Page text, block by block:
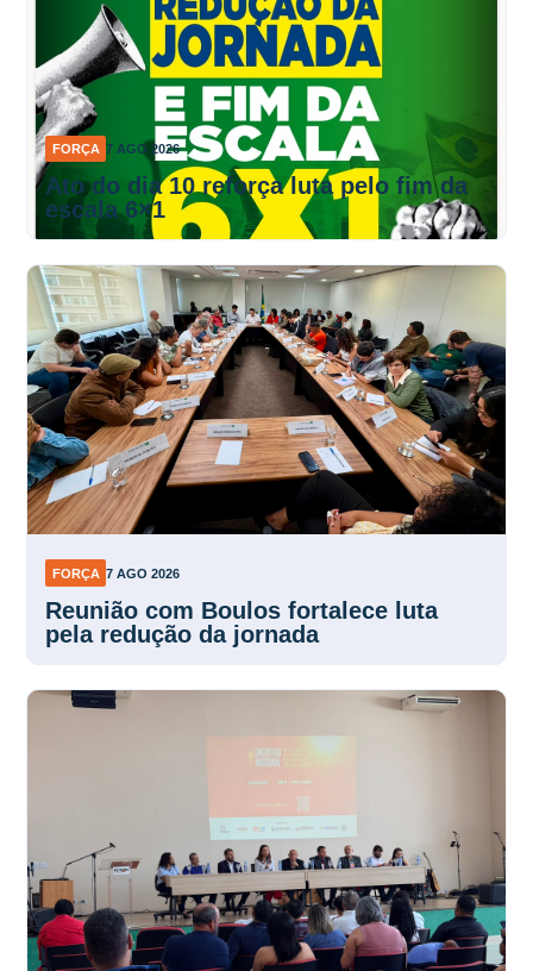
FORÇA 7 AGO 2026
Ato do dia 10 reforça luta pelo fim da
escala 6×1
FORÇA 7 AGO 2026
Reunião com Boulos fortalece luta
pela redução da jornada